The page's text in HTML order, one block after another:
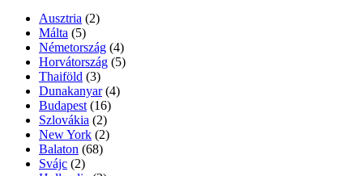
Ausztria (2)
Málta (5)
Németország (4)
Horvátország (5)
Thaiföld (3)
Dunakanyar (4)
Budapest (16)
Szlovákia (2)
New York (2)
Balaton (68)
Svájc (2)